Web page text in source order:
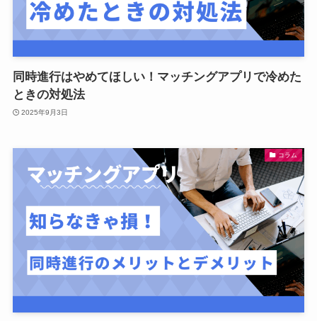
同時進行はやめてほしい！マッチングアプリで冷めた
ときの対処法
2025年9月3日
コラム